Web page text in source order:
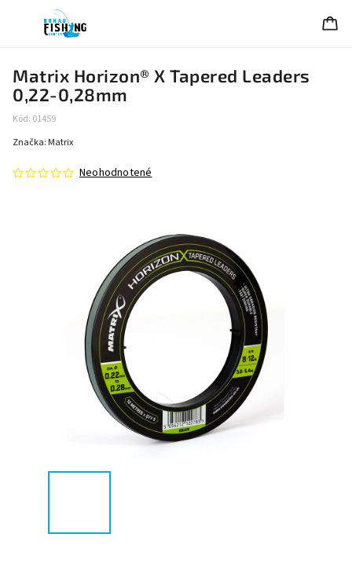
Matrix Horizon® X Tapered Leaders
0,22-0,28mm
Kód: 01459
Neohodnotené
Značka: Matrix